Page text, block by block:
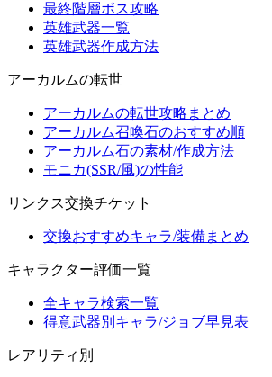
最終階層ボス攻略
英雄武器一覧
英雄武器作成方法
アーカルムの転世
アーカルムの転世攻略まとめ
アーカルム召喚石のおすすめ順
アーカルム石の素材/作成方法
モニカ(SSR/風)の性能
リンクス交換チケット
交換おすすめキャラ/装備まとめ
キャラクター評価一覧
全キャラ検索一覧
得意武器別キャラ/ジョブ早見表
レアリティ別